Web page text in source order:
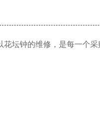
坛钟的维修，是每一个